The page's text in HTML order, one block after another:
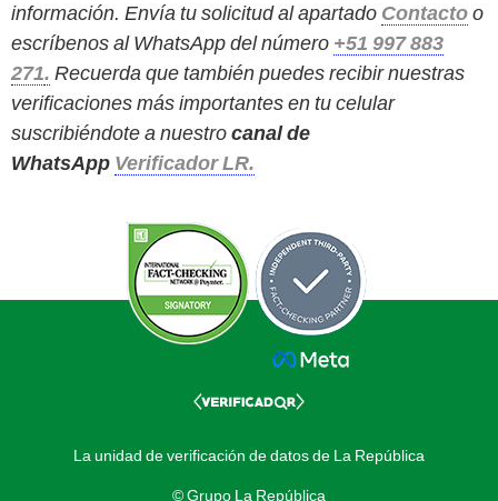
información. Envía tu solicitud al apartado Contactoo
escríbenos al WhatsApp del número +51 997 883
271. Recuerda que también puedes recibir nuestras
verificaciones más importantes en tu celular
suscribiéndote a nuestrocanal de
WhatsApp Verificador LR.
La unidad de verificación de datos de La República
© Grupo La República